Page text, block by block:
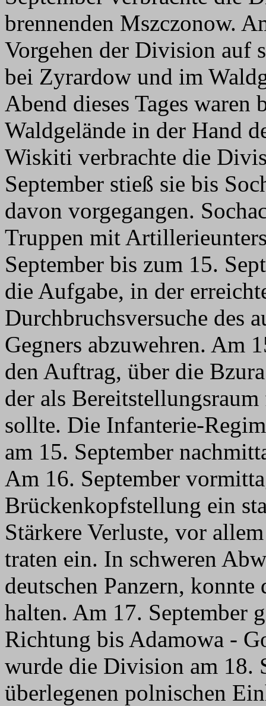
brennenden Mszczonow.
Vorgehen der Division auf
bei Zyrardow und im
Abend dieses Tages waren
Waldgelände in der Hand
Wiskiti verbrachte die
September stieß sie bis
davon vorgegangen.
Truppen mit
September bis zum 15.
die Aufgabe, in der
Durchbruchsversuche des
Gegners abzuwehren. Am
den Auftrag, über die
der als
sollte. Die Infanterie-
am 15. September
Am 16. September
Brückenkopfstellung ein
Stärkere Verluste, vor
traten ein. In schweren
deutschen Panzern,
halten. Am 17.
Richtung bis Adamowa -
wurde die Division am 18.
überlegenen polnischen